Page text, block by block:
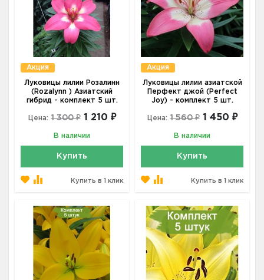
Акция
Луковицы лилии Розалинн
(Rozalynn ) Азиатский
гибрид - комплект 5 шт.
Цена: 1 300 ₽ 1 210 ₽
В наличии
Купить
Купить в 1 клик
Акция
Луковицы лилии азиатской
Перфект джой (Perfect
Joy) - комплект 5 шт.
Цена: 1 560 ₽ 1 450 ₽
В наличии
Купить
Купить в 1 клик